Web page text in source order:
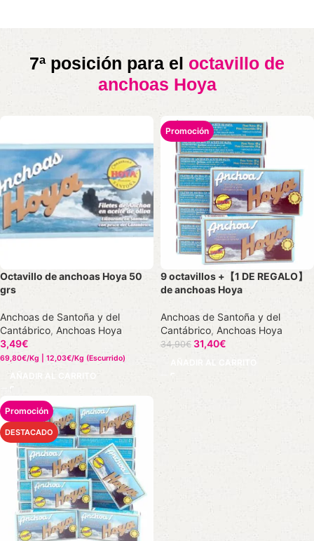
7ª posición para el octavillo de
anchoas Hoya
Octavillo de anchoas Hoya 50
grs
Anchoas de Santoña y del
Cantábrico, Anchoas Hoya
3,49€
69,80€/Kg | 12,03€/Kg (Escurrido)
AÑADIR AL CARRITO
9 octavillos +【1 DE REGALO】
de anchoas Hoya
Anchoas de Santoña y del
Cantábrico, Anchoas Hoya
34,90€ 31,40€
AÑADIR AL CARRITO
DESTACADO